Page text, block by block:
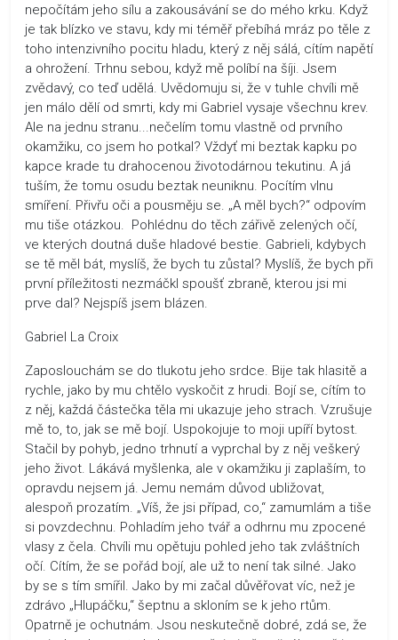
nepočítám jeho sílu a zakousávání se do mého krku. Když
je tak blízko ve stavu, kdy mi téměř přebíhá mráz po těle z
toho intenzivního pocitu hladu, který z něj sálá, cítím napětí
a ohrožení. Trhnu sebou, když mě políbí na šíji. Jsem
zvědavý, co teď udělá. Uvědomuju si, že v tuhle chvíli mě
jen málo dělí od smrti, kdy mi Gabriel vysaje všechnu krev.
Ale na jednu stranu...nečelím tomu vlastně od prvního
okamžiku, co jsem ho potkal? Vždyť mi beztak kapku po
kapce krade tu drahocenou životodárnou tekutinu. A já
tuším, že tomu osudu beztak neuniknu. Pocítím vlnu
smíření. Přivřu oči a pousměju se. „A měl bych?“ odpovím
mu tiše otázkou. Pohlédnu do těch zářivě zelených očí,
ve kterých doutná duše hladové bestie. Gabrieli, kdybych
se tě měl bát, myslíš, že bych tu zůstal? Myslíš, že bych při
první příležitosti nezmáčkl spoušť zbraně, kterou jsi mi
prve dal? Nejspíš jsem blázen.
Gabriel La Croix
Zaposlouchám se do tlukotu jeho srdce. Bije tak hlasitě a
rychle, jako by mu chtělo vyskočit z hrudi. Bojí se, cítím to
z něj, každá částečka těla mi ukazuje jeho strach. Vzrušuje
mě to, to, jak se mě bojí. Uspokojuje to moji upíří bytost.
Stačil by pohyb, jedno trhnutí a vyprchal by z něj veškerý
jeho život. Lákává myšlenka, ale v okamžiku ji zaplaším, to
opravdu nejsem já. Jemu nemám důvod ubližovat,
alespoň prozatím. „Víš, že jsi případ, co,“ zamumlám a tiše
si povzdechnu. Pohladím jeho tvář a odhrnu mu zpocené
vlasy z čela. Chvíli mu opětuju pohled jeho tak zvláštních
očí. Cítím, že se pořád bojí, ale už to není tak silné. Jako
by se s tím smířil. Jako by mi začal důvěřovat víc, než je
zdrávo „Hlupáčku,“ šeptnu a skloním se k jeho rtům.
Opatrně je ochutnám. Jsou neskutečně dobré, zdá se, že